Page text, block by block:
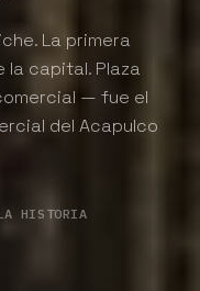
La primera
capital. Plaza
— fue el
del Acapulco
HISTORIA